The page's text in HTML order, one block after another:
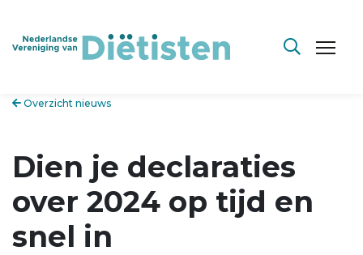
Overzicht nieuws
Dien je declaraties
over 2024 op tijd en
snel in